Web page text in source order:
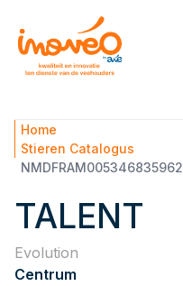
Home
Stieren Catalogus
NMDFRAM005346835962
TALENT
Evolution
Centrum